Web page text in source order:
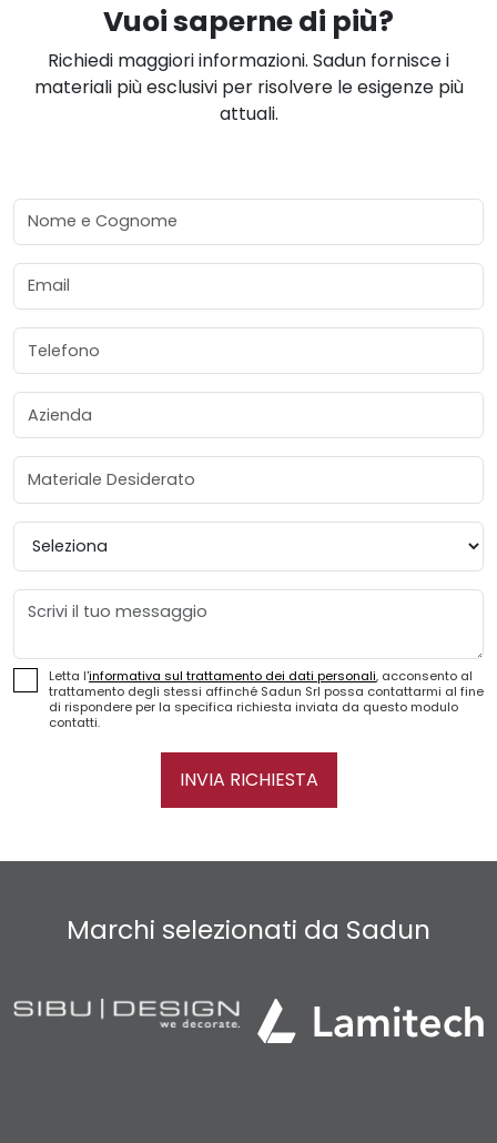
Vuoi saperne di più?
Richiedi maggiori informazioni. Sadun fornisce i
materiali più esclusivi per risolvere le esigenze più
attuali.
Nome e Cognome
Email
Telefono
Azienda
Materiale Desiderato
Provincia
Messaggio
Letta l'informativa sul trattamento dei dati personali, acconsento al
trattamento degli stessi affinché Sadun Srl possa contattarmi al fine
di rispondere per la specifica richiesta inviata da questo modulo
contatti.
INVIA RICHIESTA
Marchi selezionati da Sadun